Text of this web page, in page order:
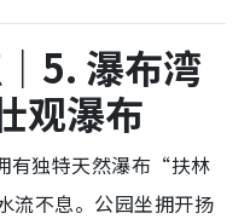
5. 瀑布湾
观瀑布
有独特天然瀑布“扶林
流不息。公园坐拥开扬